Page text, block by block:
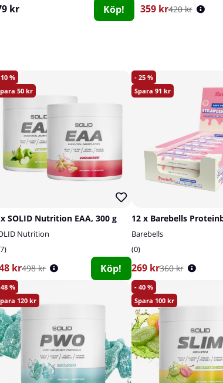
kr Köp! 359 kr420 kr
10
50
SOLID Nutrition EAA, 300 g
Nutrition
kr498 kr Köp!
25
91
Barebells
0
269 kr360 kr
48
120
40
100